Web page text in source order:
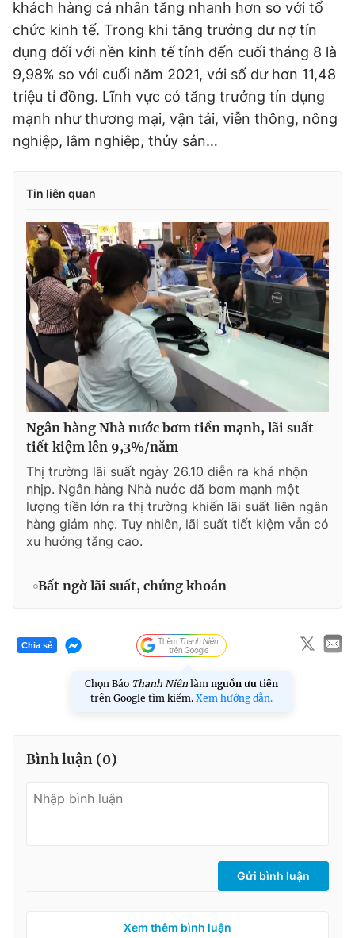
khách hàng cá nhân tăng nhanh hơn so với tổ
chức kinh tế. Trong khi tăng trưởng dư nợ tín
dụng đối với nền kinh tế tính đến cuối tháng 8 là
9,98% so với cuối năm 2021, với số dư hơn 11,48
triệu tỉ đồng. Lĩnh vực có tăng trưởng tín dụng
mạnh như thương mại, vận tải, viễn thông, nông
nghiệp, lâm nghiệp, thủy sản…
Tin liên quan
Ngân hàng Nhà nước bơm tiền mạnh, lãi suất
tiết kiệm lên 9,3%/năm
Thị trường lãi suất ngày 26.10 diễn ra khá nhộn
nhịp. Ngân hàng Nhà nước đã bơm mạnh một
lượng tiền lớn ra thị trường khiến lãi suất liên ngân
hàng giảm nhẹ. Tuy nhiên, lãi suất tiết kiệm vẫn có
xu hướng tăng cao.
Bất ngờ lãi suất, chứng khoán
Chia sẻ
Chọn Báo Thanh Niên làm nguồn ưu tiên
trên Google tìm kiếm. Xem hướng dẫn.
Bình luận (0)
Gửi bình luận
Xem thêm bình luận